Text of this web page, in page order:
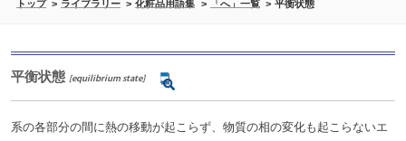
トップ ライブラリー 化粧品用語集 「へ」一覧 平衡状態
平衡状態 [equilibrium state]
系の各部分の間に熱の移動が起こらず、物質の相の変化も起こらないエ